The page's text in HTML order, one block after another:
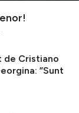
de Cristiano
”Sunt